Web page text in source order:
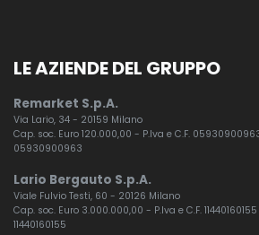
LE AZIENDE DEL GRUPPO
Remarket S.p.A.
Via Lario, 34 - 20159 Milano
Cap. soc. Euro 120.000,00 - P.Iva e C.F.
05930900963
Lario Bergauto S.p.A.
Viale Fulvio Testi, 60 - 20126 Milano
Cap. soc. Euro 3.000.000,00 - P.Iva e C.F.
11440160155